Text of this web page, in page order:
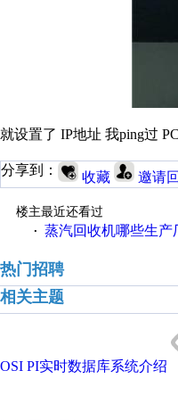
就设置了 IP地址 我ping过
分享到： 收藏 邀请
楼主最近还看过
· 蒸汽回收机哪些生产厂家
热门招聘
相关主题
OSI PI实时数据库系统介绍